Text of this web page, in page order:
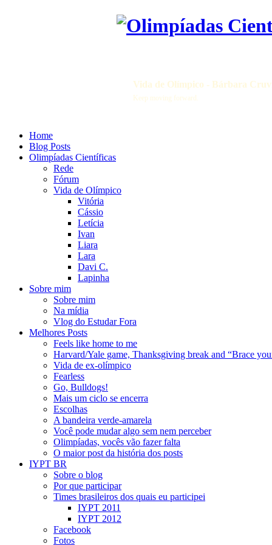
Vida de Olímpico - Bárbara
Keep moving forward.
Home
Blog Posts
Olimpíadas Científicas
Rede
Fórum
Vida de Olímpico
Vitória
Cássio
Letícia
Ivan
Liara
Lara
Davi C.
Lapinha
Sobre mim
Sobre mim
Na mídia
Vlog do Estudar Fora
Melhores Posts
Feels like home to me
Harvard/Yale game, Thanksgiving break and “Brace
Vida de ex-olímpico
Fearless
Go, Bulldogs!
Mais um ciclo se encerra
Escolhas
A bandeira verde-amarela
Você pode mudar algo sem nem perceber
Olimpíadas, vocês vão fazer falta
O maior post da história dos posts
IYPT BR
Sobre o blog
Por que participar
Times brasileiros dos quais eu participei
IYPT 2011
IYPT 2012
Facebook
Fotos